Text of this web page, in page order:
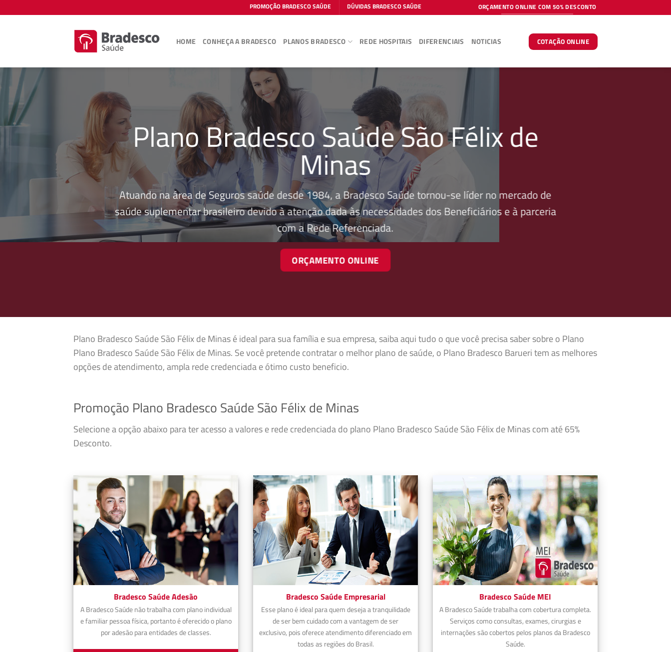
to
PROMOÇÃO BRADESCO SAÚDE DÚVIDAS BRADESCO SAÚDE ORÇAMENTO ONLINE COM 50% DESCONTO
HOME CONHEÇA A BRADESCO PLANOS BRADESCO REDE HOSPITAIS DIFERENCIAIS NOTICIAS COTAÇÃO ONLINE
Plano Bradesco Saúde São Félix de
Minas
Atuando na área de Seguros saúde desde 1984, a Bradesco Saúde tornou-se líder no mercado de
saúde suplementar brasileiro devido à atenção dada às necessidades dos Beneficiários e à parceria
com a Rede Referenciada.
ORÇAMENTO ONLINE
Plano Bradesco Saúde São Félix de Minas é ideal para sua família e sua empresa, saiba aqui tudo o que você precisa saber sobre o Plano
Plano Bradesco Saúde São Félix de Minas. Se você pretende contratar o melhor plano de saúde, o Plano Bradesco Barueri tem as melhores
opções de atendimento, ampla rede credenciada e ótimo custo beneficio.
Promoção Plano Bradesco Saúde São Félix de Minas
Selecione a opção abaixo para ter acesso a valores e rede credenciada do plano Plano Bradesco Saúde São Félix de Minas com até 65%
Desconto.
Bradesco Saúde Adesão
A Bradesco Saúde não trabalha com plano individual
e familiar pessoa física, portanto é oferecido o plano
por adesão para entidades de classes.
Bradesco Saúde Empresarial
Esse plano é ideal para quem deseja a tranquilidade
de ser bem cuidado com a vantagem de ser
exclusivo, pois oferece atendimento diferenciado em
todas as regiões do Brasil.
Bradesco Saúde MEI
A Bradesco Saúde trabalha com cobertura completa.
Serviços como consultas, exames, cirurgias e
internações são cobertos pelos planos da Bradesco
Saúde.